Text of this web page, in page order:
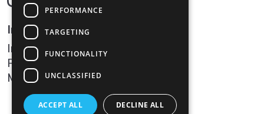
English
Français
Italiano
Informazioni legali
Impressum
Protezione dei dati
Media
PERFORMANCE
TARGETING
FUNCTIONALITY
UNCLASSIFIED
ACCEPT ALL DECLINE ALL